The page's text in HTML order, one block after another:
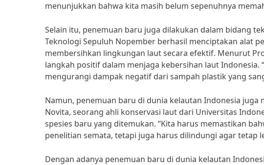
menunjukkan bahwa kita masih belum sepenuhnya
Selain itu, penemuan baru juga dilakukan dalam bidang
Teknologi Sepuluh Nopember berhasil menciptakan alat
membersihkan lingkungan laut secara efektif. Menurut
langkah positif dalam menjaga kebersihan laut Indonesia.
mengurangi dampak negatif dari sampah plastik yang
Namun, penemuan baru di dunia kelautan Indonesia
Novita, seorang ahli konservasi laut dari Universitas
spesies baru yang ditemukan. “Kita harus memastikan
penelitian semata, tetapi juga harus dilindungi agar tetap
Dengan adanya penemuan baru di dunia kelautan